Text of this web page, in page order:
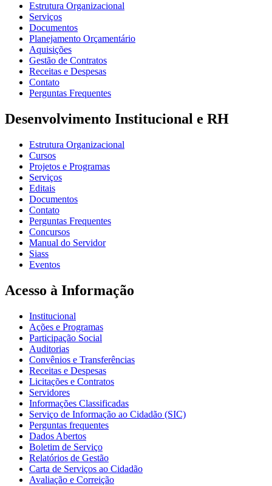
Estrutura Organizacional
Serviços
Documentos
Planejamento Orçamentário
Aquisições
Gestão de Contratos
Receitas e Despesas
Contato
Perguntas Frequentes
Desenvolvimento Institucional e RH
Estrutura Organizacional
Cursos
Projetos e Programas
Serviços
Editais
Documentos
Contato
Perguntas Frequentes
Concursos
Manual do Servidor
Siass
Eventos
Acesso à Informação
Institucional
Ações e Programas
Participação Social
Auditorias
Convênios e Transferências
Receitas e Despesas
Licitações e Contratos
Servidores
Informações Classificadas
Serviço de Informação ao Cidadão (SIC)
Perguntas frequentes
Dados Abertos
Boletim de Serviço
Relatórios de Gestão
Carta de Serviços ao Cidadão
Avaliação e Correição